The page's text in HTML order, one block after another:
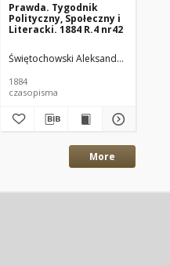
Świętochowski Aleksander. Red.
Prawda. Tygodnik
Polityczny, Społeczny i
Literacki. 1884 R.4 nr42
Świętochowski Aleksander. Wyd.
1884
czasopisma
More